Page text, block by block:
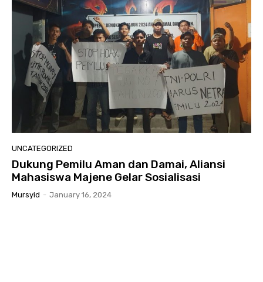
UNCATEGORIZED
Dukung Pemilu Aman dan Damai, Aliansi
Mahasiswa Majene Gelar Sosialisasi
Mursyid - January 16, 2024